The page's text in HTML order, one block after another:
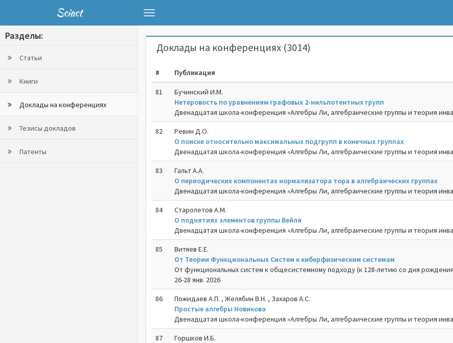
Sciact
Toggle
navigation
Разделы:
Статьи
Книги
Доклады на конференциях
Тезисы докладов
Патенты
Доклады на конференциях (3014)
# Публикация
81
Бучинский И.М.
Нетеровость по уравнениям графовых 2-нильпотентных групп
Двенадцатая школа-конференция «Алгебры Ли, алгебраические группы и теория
82
Ревин Д.О.
О поиске относительно максимальных подгрупп в конечных группах
Двенадцатая школа-конференция «Алгебры Ли, алгебраические группы и теория
83
Гальт А.А.
О периодических компонентах нормализатора тора в алгебраических группах
Двенадцатая школа-конференция «Алгебры Ли, алгебраические группы и теория
84
Старолетов А.М.
О поднятиях элементов группы Вейля
Двенадцатая школа-конференция «Алгебры Ли, алгебраические группы и теория
85
Витяев Е.Е.
От Теории Функциональных Систем к киберфизическим системам
От функциональных систем к общесистемному подходу (к 128-летию со дня
26-28 янв. 2026
86
Пожидаев А.П. , Желябин В.Н. , Захаров А.С.
Простые алгебры Новикова
Двенадцатая школа-конференция «Алгебры Ли, алгебраические группы и теория
87
Горшков И.Б.